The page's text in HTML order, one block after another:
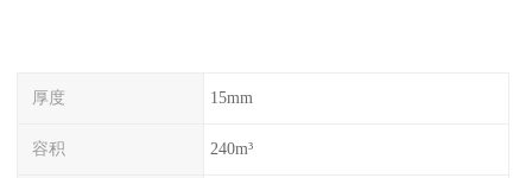
厚度 15mm
容积 240m³